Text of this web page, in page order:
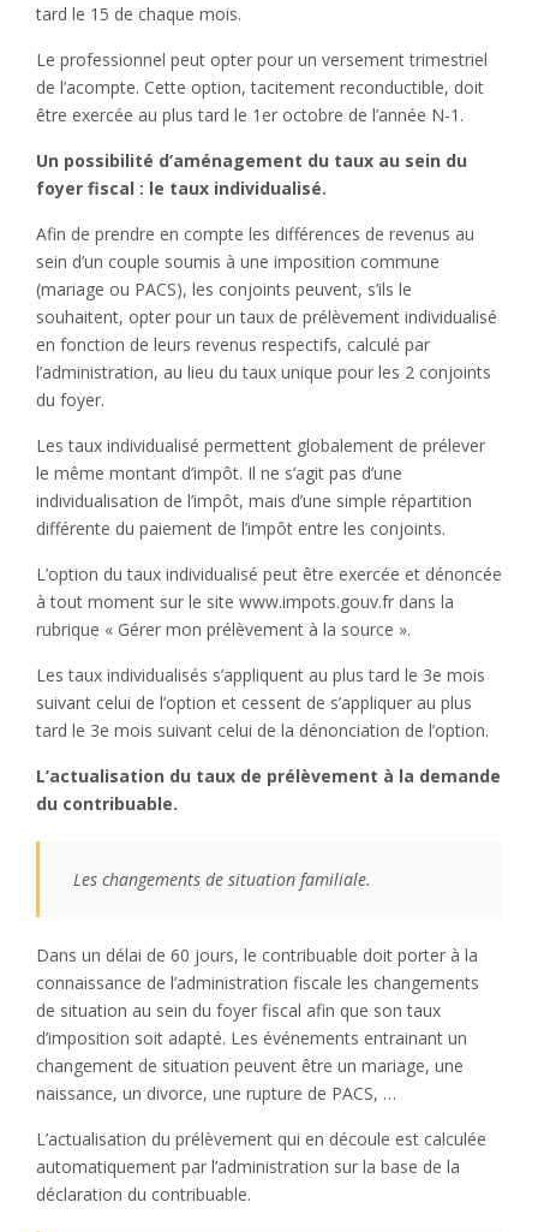
tard le 15 de chaque mois.
Le professionnel peut opter pour un versement trimestriel
de l’acompte. Cette option, tacitement reconductible, doit
être exercée au plus tard le 1er octobre de l’année N-1.
Un possibilité d’aménagement du taux au sein du
foyer fiscal : le taux individualisé.
Afin de prendre en compte les différences de revenus au
sein d’un couple soumis à une imposition commune
(mariage ou PACS), les conjoints peuvent, s’ils le
souhaitent, opter pour un taux de prélèvement individualisé
en fonction de leurs revenus respectifs, calculé par
l’administration, au lieu du taux unique pour les 2 conjoints
du foyer.
Les taux individualisé permettent globalement de prélever
le même montant d’impôt. Il ne s’agit pas d’une
individualisation de l’impôt, mais d’une simple répartition
différente du paiement de l’impôt entre les conjoints.
L’option du taux individualisé peut être exercée et dénoncée
à tout moment sur le site www.impots.gouv.fr dans la
rubrique « Gérer mon prélèvement à la source ».
Les taux individualisés s’appliquent au plus tard le 3e mois
suivant celui de l’option et cessent de s’appliquer au plus
tard le 3e mois suivant celui de la dénonciation de l’option.
L’actualisation du taux de prélèvement à la demande
du contribuable.
Les changements de situation familiale.
Dans un délai de 60 jours, le contribuable doit porter à la
connaissance de l’administration fiscale les changements
de situation au sein du foyer fiscal afin que son taux
d’imposition soit adapté. Les événements entrainant un
changement de situation peuvent être un mariage, une
naissance, un divorce, une rupture de PACS, …
L’actualisation du prélèvement qui en découle est calculée
automatiquement par l’administration sur la base de la
déclaration du contribuable.